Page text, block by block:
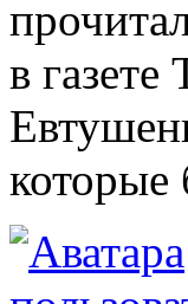
в
которые